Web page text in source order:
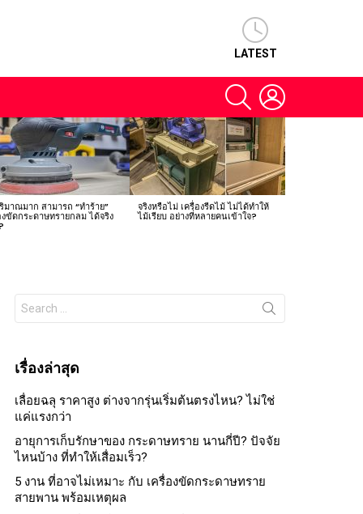
LATEST
SEARCH
มาณมาก สามารถ “ทำร้าย”
งขัดกระดาษทรายกลม ได้จริง
จริงหรือไม่ เครื่องรีดไม้ ไม่ได้ทำให้
ไม้เรียบ อย่างที่หลายคนเข้าใจ?
Search
for:
เรื่องล่าสุด
เลื่อยฉลุ ราคาสูง ต่างจากรุ่นเริ่มต้นตรงไหน? ไม่ใช่
แค่แรงกว่า
อายุการเก็บรักษาของ กระดาษทราย นานกี่ปี? ปัจจัย
ไหนบ้าง ที่ทำให้เสื่อมเร็ว?
5 งาน ที่อาจไม่เหมาะ กับ เครื่องขัดกระดาษทราย
สายพาน พร้อมเหตุผล